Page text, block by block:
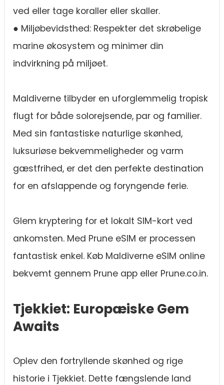
ved eller tage koraller eller skaller.
● Miljøbevidsthed: Respekter det skrøbelige
marine økosystem og minimer din
indvirkning på miljøet.
Maldiverne tilbyder en uforglemmelig tropisk
flugt for både solorejsende, par og familier.
Med sin fantastiske naturlige skønhed,
luksuriøse bekvemmeligheder og varm
gæstfrihed, er det den perfekte destination
for en afslappende og foryngende ferie.
Glem kryptering for et lokalt SIM-kort ved
ankomsten. Med Prune eSIM er processen
fantastisk enkel. Køb Maldiverne eSIM online
bekvemt gennem Prune app eller Prune.co.in.
Tjekkiet: Europæiske Gem
Awaits
Oplev den fortryllende skønhed og rige
historie i Tjekkiet. Dette fængslende land